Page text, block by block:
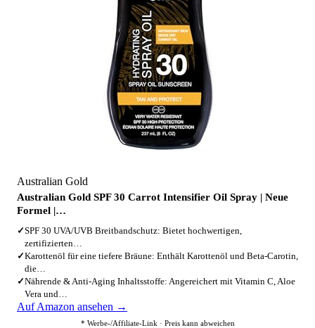
Australian Gold
Australian Gold SPF 30 Carrot Intensifier Oil Spray | Neue
Formel |…
✓SPF 30 UVA/UVB Breitbandschutz: Bietet hochwertigen,
zertifizierten…
✓Karottenöl für eine tiefere Bräune: Enthält Karottenöl und Beta-Carotin,
die…
✓Nährende & Anti-Aging Inhaltsstoffe: Angereichert mit Vitamin C, Aloe
Vera und…
Auf Amazon ansehen →
* Werbe-/Affiliate-Link · Preis kann abweichen